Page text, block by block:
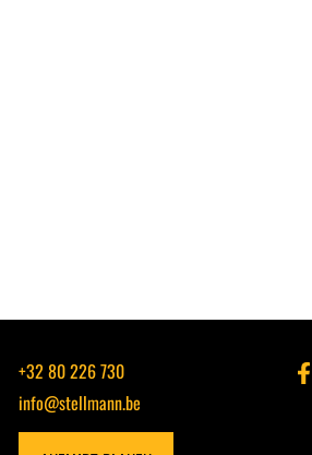
+32 80 226 730
info@stellmann.be